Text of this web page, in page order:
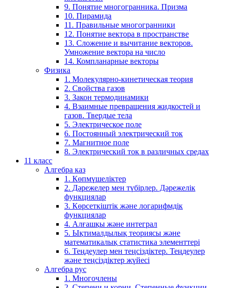
9. Понятие многогранника. Призма
10. Пирамида
11. Правильные многогранники
12. Понятие вектора в пространстве
13. Сложение и вычитание векторов.
Умножение вектора на число
14. Компланарные векторы
Физика
1. Молекулярно-кинетическая теория
2. Свойства газов
3. Закон термодинамики
4. Взаимные превращения жидкостей и
газов. Твердые тела
5. Электрическое поле
6. Постоянный электрический ток
7. Магнитное поле
8. Электрический ток в различных средах
11 класс
Алгебра каз
1. Көпмүшеліктер
2. Дәрежелер мен түбірлер. Дәрежелік
функциялар
3. Көрсеткіштік және логарифмдік
функциялар
4. Алғашқы және интеграл
5. Ықтималдылық теориясы және
математикалық статистика элементтері
6. Теңдеулер мен теңсіздіктер. Теңдеулер
және теңсіздіктер жүйесі
Алгебра рус
1. Многочлены